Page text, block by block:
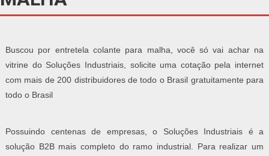
Buscou por entretela colante para malha, você só vai achar na
vitrine do Soluções Industriais, solicite uma cotação pela internet
com mais de 200 distribuidores de todo o Brasil gratuitamente para
todo o Brasil
Possuindo centenas de empresas, o Soluções Industriais é a
solução B2B mais completo do ramo industrial. Para realizar um